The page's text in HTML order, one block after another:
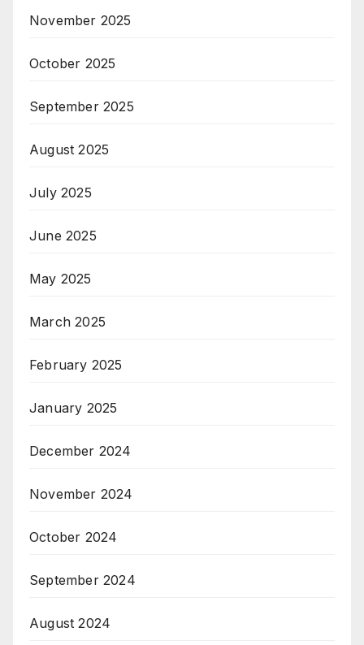
November 2025
October 2025
September 2025
August 2025
July 2025
June 2025
May 2025
March 2025
February 2025
January 2025
December 2024
November 2024
October 2024
September 2024
August 2024